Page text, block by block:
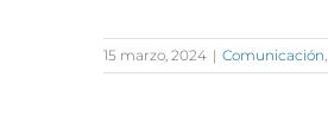
15 marzo, 2024 | Comunicación,